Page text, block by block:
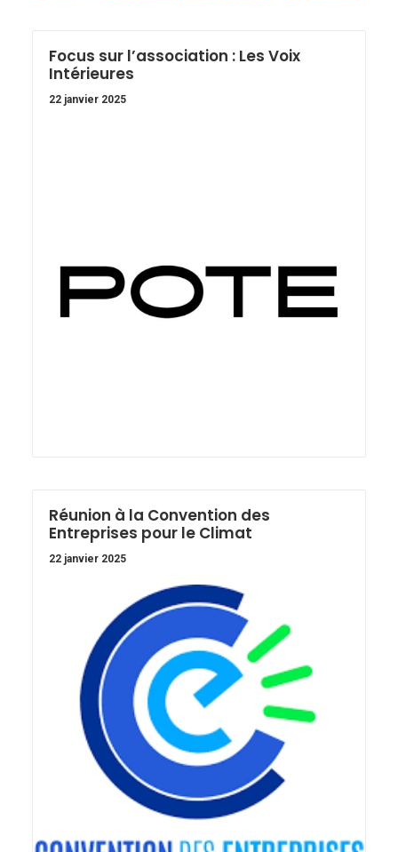
Focus sur l’association : Les Voix
Intérieures
22 janvier 2025
Réunion à la Convention des
Entreprises pour le Climat
22 janvier 2025